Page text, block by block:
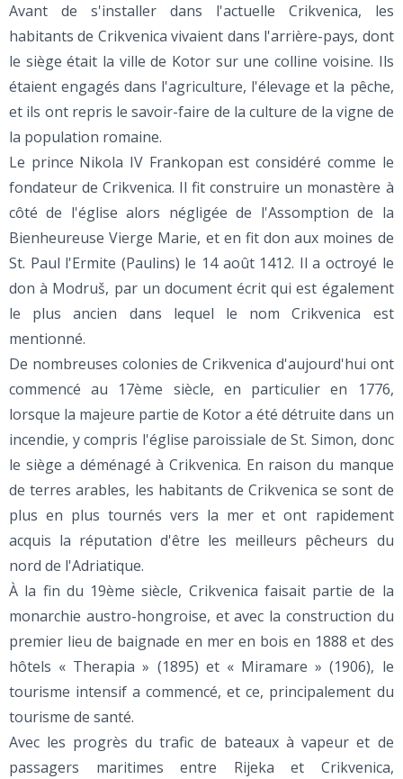
Avant de s'installer dans l'actuelle Crikvenica, les
habitants de Crikvenica vivaient dans l'arrière-pays, dont
le siège était la ville de Kotor sur une colline voisine. Ils
étaient engagés dans l'agriculture, l'élevage et la pêche,
et ils ont repris le savoir-faire de la culture de la vigne de
la population romaine.
Le prince Nikola IV Frankopan est considéré comme le
fondateur de Crikvenica. Il fit construire un monastère à
côté de l'église alors négligée de l'Assomption de la
Bienheureuse Vierge Marie, et en fit don aux moines de
St. Paul l'Ermite (Paulins) le 14 août 1412. Il a octroyé le
don à Modruš, par un document écrit qui est également
le plus ancien dans lequel le nom Crikvenica est
mentionné.
De nombreuses colonies de Crikvenica d'aujourd'hui ont
commencé au 17ème siècle, en particulier en 1776,
lorsque la majeure partie de Kotor a été détruite dans un
incendie, y compris l'église paroissiale de St. Simon, donc
le siège a déménagé à Crikvenica. En raison du manque
de terres arables, les habitants de Crikvenica se sont de
plus en plus tournés vers la mer et ont rapidement
acquis la réputation d'être les meilleurs pêcheurs du
nord de l'Adriatique.
À la fin du 19ème siècle, Crikvenica faisait partie de la
monarchie austro-hongroise, et avec la construction du
premier lieu de baignade en mer en bois en 1888 et des
hôtels « Therapia » (1895) et « Miramare » (1906), le
tourisme intensif a commencé, et ce, principalement du
tourisme de santé.
Avec les progrès du trafic de bateaux à vapeur et de
passagers maritimes entre Rijeka et Crikvenica,